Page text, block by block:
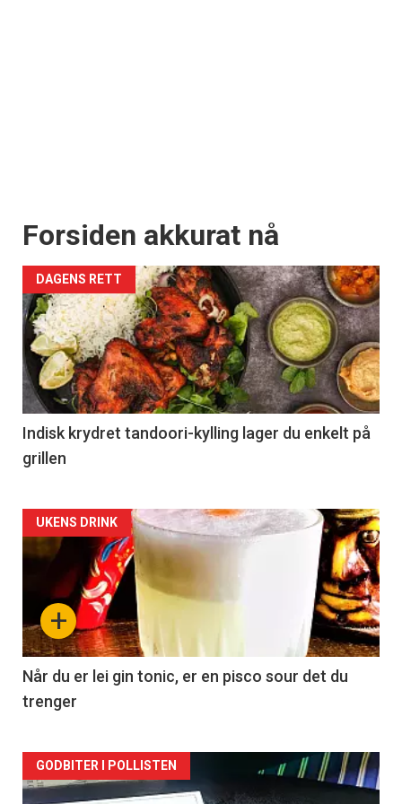
Forsiden akkurat nå
DAGENS RETT
Indisk krydret tandoori-kylling lager du enkelt på
grillen
Forsiden
akkurat
nå
-
2
+
UKENS DRINK
Når du er lei gin tonic, er en pisco sour det du
trenger
Forsiden
GODBITER I POLLISTEN